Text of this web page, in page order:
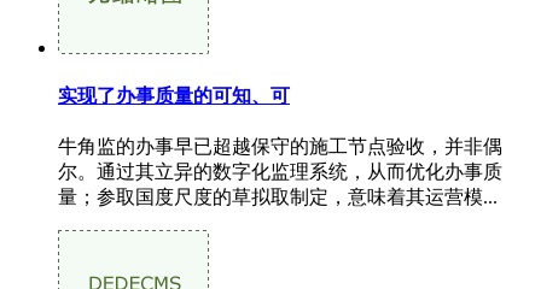
实现了办事质量的可知、可
牛角监的办事早已超越保守的施工节点验收，并非偶
尔。通过其立异的数字化监理系统，从而优化办事质
量；参取国度尺度的草拟取制定，意味着其运营模...